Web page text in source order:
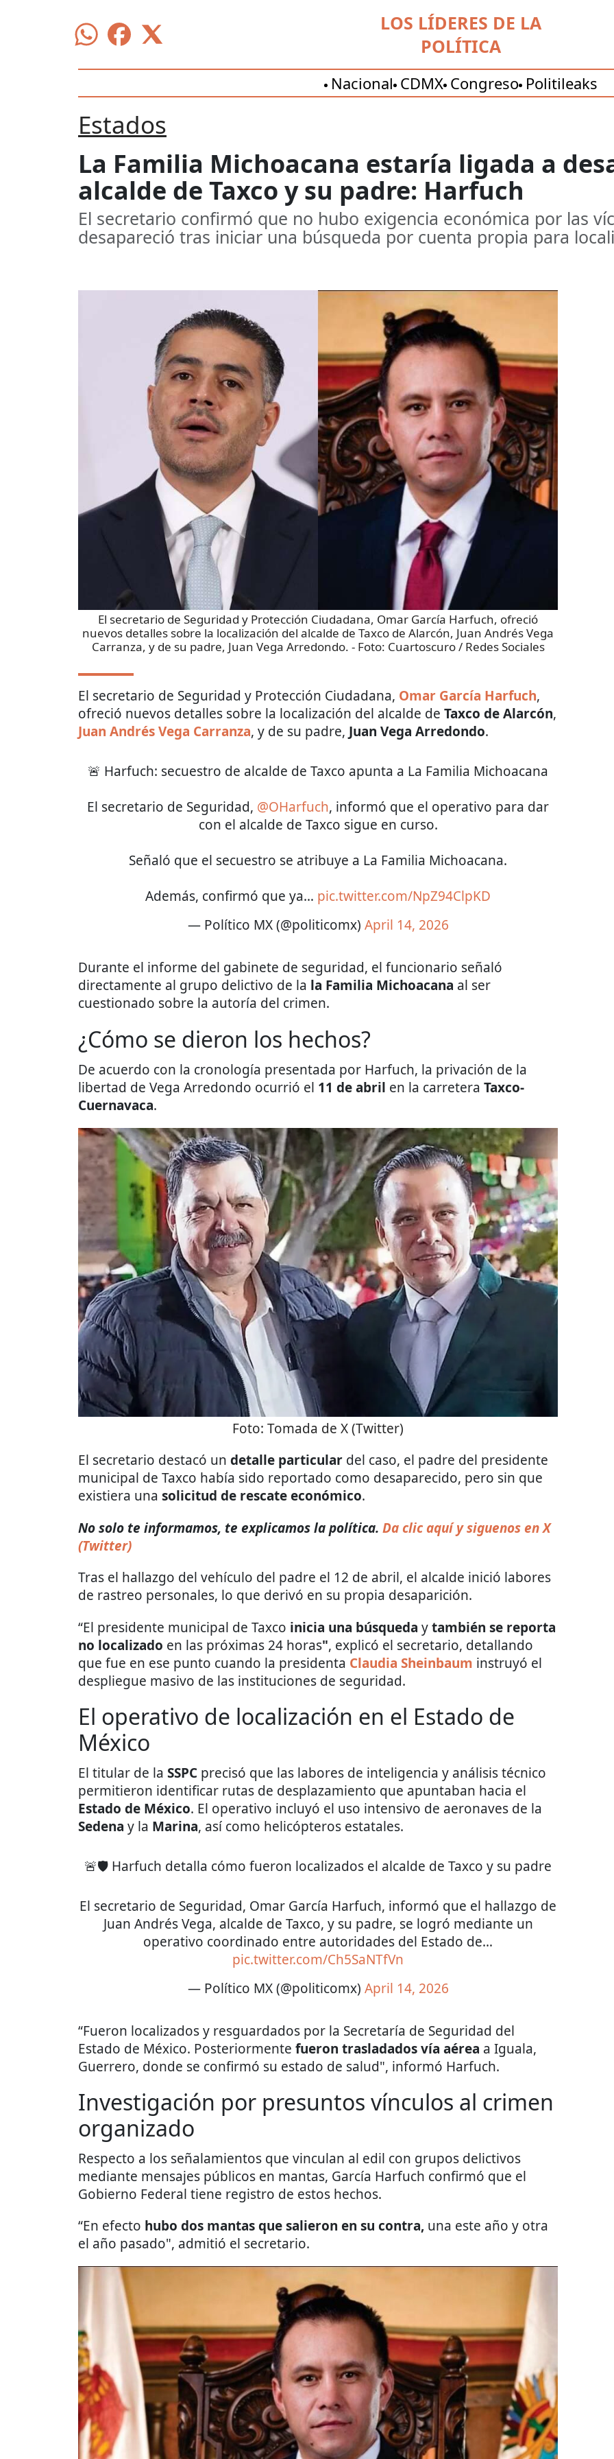
LOS LÍDERES DE LA
POLÍTICA
Nacional CDMX Congreso Politileaks
Estados
La Familia Michoacana estaría ligada a
alcalde de Taxco y su padre: Harfuch
El secretario confirmó que no hubo exigencia económica por las
desapareció tras iniciar una búsqueda por cuenta propia para
El secretario de Seguridad y Protección Ciudadana, Omar García Harfuch, ofreció
nuevos detalles sobre la localización del alcalde de Taxco de Alarcón, Juan Andrés Vega
Carranza, y de su padre, Juan Vega Arredondo. - Foto: Cuartoscuro / Redes Sociales
El secretario de Seguridad y Protección Ciudadana, Omar García Harfuch,
ofreció nuevos detalles sobre la localización del alcalde de Taxco de Alarcón,
Juan Andrés Vega Carranza, y de su padre, Juan Vega Arredondo.
🚨 Harfuch: secuestro de alcalde de Taxco apunta a La Familia Michoacana
El secretario de Seguridad, @OHarfuch, informó que el operativo para dar
con el alcalde de Taxco sigue en curso.
Señaló que el secuestro se atribuye a La Familia Michoacana.
Además, confirmó que ya… pic.twitter.com/NpZ94ClpKD
— Político MX (@politicomx) April 14, 2026
Durante el informe del gabinete de seguridad, el funcionario señaló
directamente al grupo delictivo de la la Familia Michoacana al ser
cuestionado sobre la autoría del crimen.
¿Cómo se dieron los hechos?
De acuerdo con la cronología presentada por Harfuch, la privación de la
libertad de Vega Arredondo ocurrió el 11 de abril en la carretera Taxco-
Cuernavaca.
Foto: Tomada de X (Twitter)
El secretario destacó un detalle particular del caso, el padre del presidente
municipal de Taxco había sido reportado como desaparecido, pero sin que
existiera una solicitud de rescate económico.
No solo te informamos, te explicamos la política. Da clic aquí y siguenos en X
(Twitter)
Tras el hallazgo del vehículo del padre el 12 de abril, el alcalde inició labores
de rastreo personales, lo que derivó en su propia desaparición.
“El presidente municipal de Taxco inicia una búsqueda ytambién se reporta
no localizado en las próximas 24 horas", explicó el secretario, detallando
que fue en ese punto cuando la presidenta Claudia Sheinbaum instruyó el
despliegue masivo de las instituciones de seguridad.
El operativo de localización en el Estado de
México
El titular de la SSPC precisó que las labores de inteligencia y análisis técnico
permitieron identificar rutas de desplazamiento que apuntaban hacia el
Estado de México. El operativo incluyó el uso intensivo de aeronaves de la
Sedena y la Marina, así como helicópteros estatales.
🚨🛡️ Harfuch detalla cómo fueron localizados el alcalde de Taxco y su padre
El secretario de Seguridad, Omar García Harfuch, informó que el hallazgo de
Juan Andrés Vega, alcalde de Taxco, y su padre, se logró mediante un
operativo coordinado entre autoridades del Estado de…
pic.twitter.com/Ch5SaNTfVn
— Político MX (@politicomx) April 14, 2026
“Fueron localizados y resguardados por la Secretaría de Seguridad del
Estado de México. Posteriormente fueron trasladados vía aérea a Iguala,
Guerrero, donde se confirmó su estado de salud", informó Harfuch.
Investigación por presuntos vínculos al crimen
organizado
Respecto a los señalamientos que vinculan al edil con grupos delictivos
mediante mensajes públicos en mantas, García Harfuch confirmó que el
Gobierno Federal tiene registro de estos hechos.
“En efecto hubo dos mantas que salieron en su contra, una este año y otra
el año pasado", admitió el secretario.